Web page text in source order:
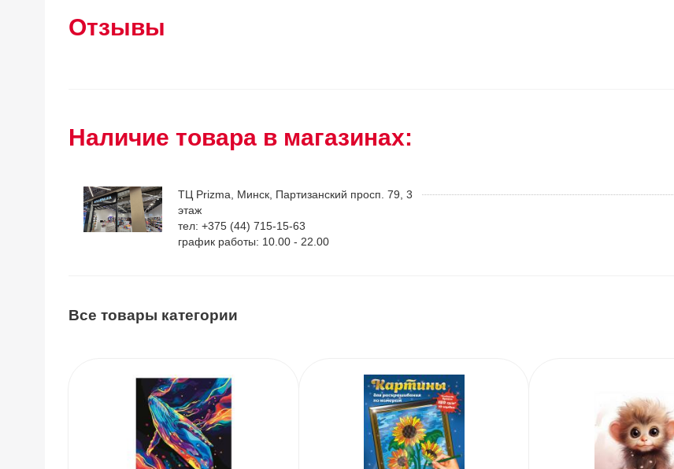
Отзывы
Наличие товара в магазинах:
ТЦ Prizma, Минск, Партизанский просп. 79, 3
этаж
тел: +375 (44) 715-15-63
график работы: 10.00 - 22.00
Все товары категории